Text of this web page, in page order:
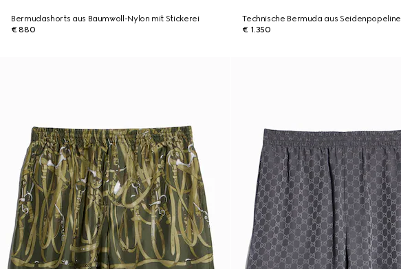
Bermudashorts aus Baumwoll-Nylon mit Stickerei
€ 880
Technische Bermuda aus Seidenpopeline
€ 1.350